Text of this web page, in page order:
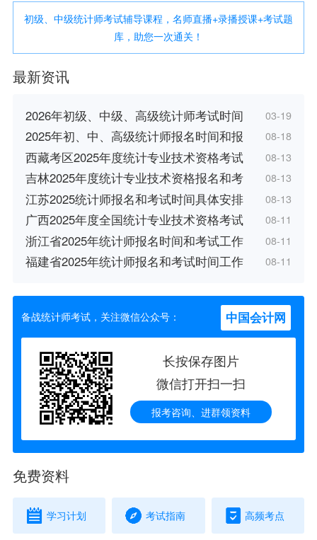
初级、中级统计师考试辅导课程，名师直播+录播授课+考试题
库，助您一次通关！
最新资讯
2026年初级、中级、高级统计师考试时间 03-19
2025年初、中、高级统计师报名时间和报 08-18
西藏考区2025年度统计专业技术资格考试 08-13
吉林2025年度统计专业技术资格报名和考 08-13
江苏2025统计师报名和考试时间具体安排 08-13
广西2025年度全国统计专业技术资格考试 08-11
浙江省2025年统计师报名时间和考试工作 08-11
福建省2025年统计师报名和考试时间工作 08-11
备战统计师考试，关注微信公众号： 中国会计网
长按保存图片
微信打开扫一扫
报考咨询、进群领资料
免费资料
学习计划 考试指南 高频考点